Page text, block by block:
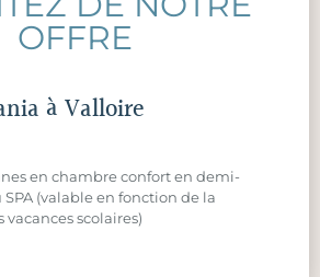
OFFRE
à Valloire
en chambre confort en demi-
(valable en fonction de la
scolaires)